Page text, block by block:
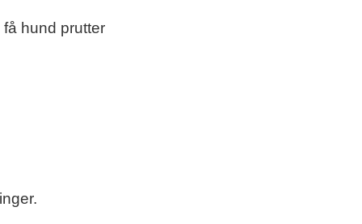
hund prutter